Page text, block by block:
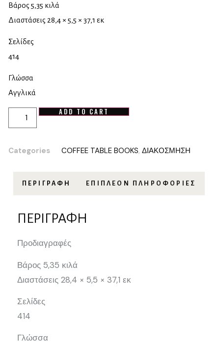
Βάρος 5,35 κιλά
Διαστάσεις 28,4 × 5,5 × 37,1 εκ
Σελίδες
414
Γλώσσα
Αγγλικά
ADD TO CART
Categories COFFEE TABLE BOOKS, ΔΙΑΚΟΣΜΗΣΗ
ΠΕΡΙΓΡΑΦΉ ΕΠΙΠΛΈΟΝ ΠΛΗΡΟΦΟΡΊΕΣ
ΠΕΡΙΓΡΑΦΉ
Προδιαγραφές
Βάρος 5,35 κιλά
Διαστάσεις 28,4 × 5,5 × 37,1 εκ
Σελίδες
414
Γλώσσα